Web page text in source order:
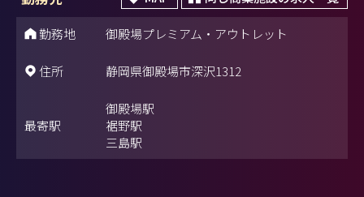
勤務地 御殿場プレミアム・アウトレット
住所 静岡県御殿場市深沢1312
最寄駅
御殿場駅
裾野駅
三島駅